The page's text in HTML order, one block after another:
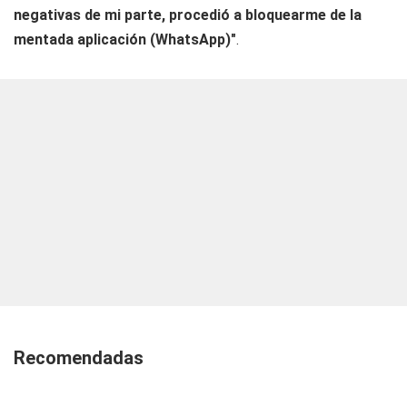
negativas de mi parte, procedió a bloquearme de la
mentada aplicación (WhatsApp)".
Recomendadas